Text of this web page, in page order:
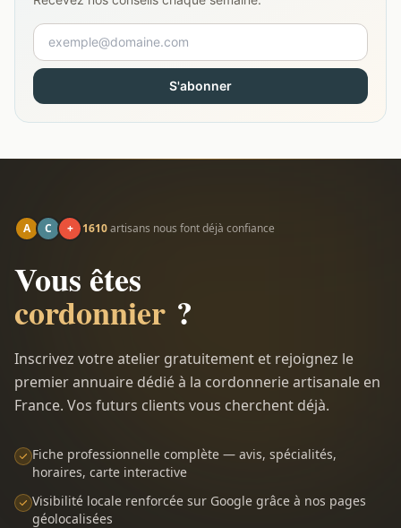
S'abonner
A C + 1610artisans nous font déjà confiance
Vous êtes
cordonnier ?
Inscrivez votre atelier gratuitement et rejoignez le
premier annuaire dédié à la cordonnerie artisanale en
France. Vos futurs clients vous cherchent déjà.
Fiche professionnelle complète — avis, spécialités,
horaires, carte interactive
Visibilité locale renforcée sur Google grâce à nos pages
géolocalisées